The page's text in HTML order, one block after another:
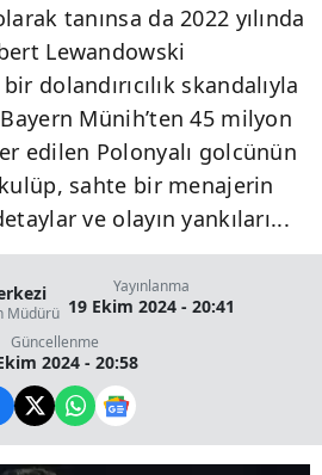
tanınsa da 2022 yılında
Lewandowski
dolandırıcılık skandalıyla
Bayern Münih’ten 45 milyon
edilen Polonyalı golcünün
sahte bir menajerin
ve olayın yankıları...
Müdürü
Yayınlanma
19 Ekim 2024 - 20:41
Güncellenme
2024 - 20:58